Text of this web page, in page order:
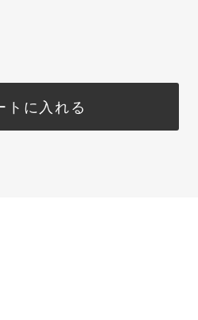
トに入れる